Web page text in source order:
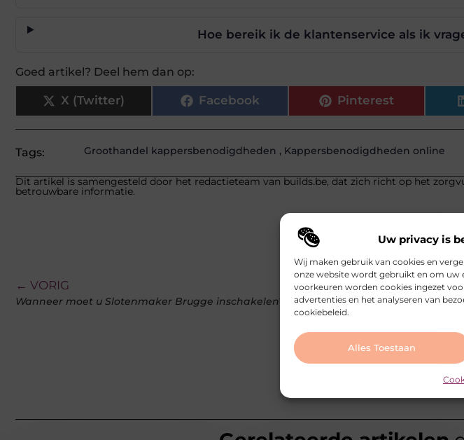
Uw privacy is
Wij maken gebruik van cookies en
onze website wordt gebruikt en om uw
voorkeuren worden cookies ingezet
advertenties en het analyseren van
cookiebeleid.
Alles Toestaan
Hoe bereik ik de klantenservice als ik
Goed artikel? Deel hem dan op:
X (Twitter) Facebook Pinterest
Tags: Groothandel kappersbenodigdheden , Kappersbenodigdheden online
Dit artikel is samengesteld door het redactieteam van builds.be, dat zich richt op het
betrouwbare informatie.
← VORIG
Wanneer moet u Slotenmaker Brugge inschakelen?